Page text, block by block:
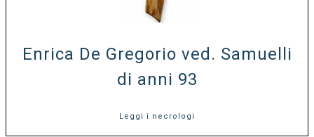
Enrica De Gregorio ved. Samuelli
di anni 93
Leggi i necrologi